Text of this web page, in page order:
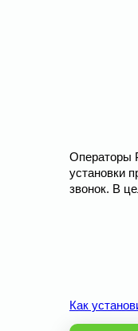
Операторы
установки
звонок. В
Как